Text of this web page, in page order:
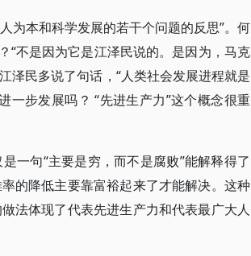
为本和科学发展的若干个问题的反思”。何
“不是因为它是江泽民说的。是因为，马克
泽民多说了句话，“人类社会发展进程就是
一步发展吗？ “先进生产力”这个概念很重
一句“主要是穷，而不是腐败”能解释得了
的降低主要靠富裕起来了才能解决。这种
法体现了代表先进生产力和代表最广大人